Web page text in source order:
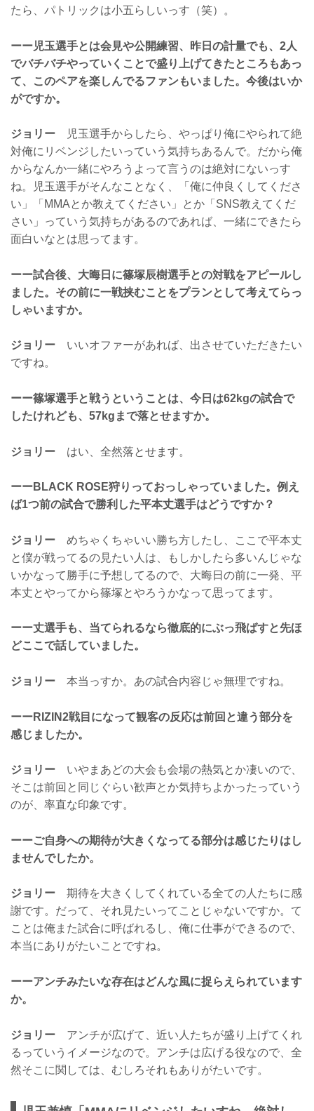
たら、パトリックは小五らしいっす（笑）。
ーー児玉選手とは会見や公開練習、昨日の計量でも、2人
でバチバチやっていくことで盛り上げてきたところもあっ
て、このペアを楽しんでるファンもいました。今後はいか
がですか。
ジョリー 児玉選手からしたら、やっぱり俺にやられて絶
対俺にリベンジしたいっていう気持ちあるんで。だから俺
からなんか一緒にやろうよって言うのは絶対にないっす
ね。児玉選手がそんなことなく、「俺に仲良くしてくださ
い」「MMAとか教えてください」とか「SNS教えてくだ
さい」っていう気持ちがあるのであれば、一緒にできたら
面白いなとは思ってます。
ーー試合後、大晦日に篠塚辰樹選手との対戦をアピールし
ました。その前に一戦挟むことをプランとして考えてらっ
しゃいますか。
ジョリー いいオファーがあれば、出させていただきたい
ですね。
ーー篠塚選手と戦うということは、今日は62kgの試合で
したけれども、57kgまで落とせますか。
ジョリー はい、全然落とせます。
ーーBLACK ROSE狩りっておっしゃっていました。例え
ば1つ前の試合で勝利した平本丈選手はどうですか？
ジョリー めちゃくちゃいい勝ち方したし、ここで平本丈
と僕が戦ってるの見たい人は、もしかしたら多いんじゃな
いかなって勝手に予想してるので、大晦日の前に一発、平
本丈とやってから篠塚とやろうかなって思ってます。
ーー丈選手も、当てられるなら徹底的にぶっ飛ばすと先ほ
どここで話していました。
ジョリー 本当っすか。あの試合内容じゃ無理ですね。
ーーRIZIN2戦目になって観客の反応は前回と違う部分を
感じましたか。
ジョリー いやまあどの大会も会場の熱気とか凄いので、
そこは前回と同じぐらい歓声とか気持ちよかったっていう
のが、率直な印象です。
ーーご自身への期待が大きくなってる部分は感じたりはし
ませんでしたか。
ジョリー 期待を大きくしてくれている全ての人たちに感
謝です。だって、それ見たいってことじゃないですか。て
ことは俺また試合に呼ばれるし、俺に仕事ができるので、
本当にありがたいことですね。
ーーアンチみたいな存在はどんな風に捉らえられています
か。
ジョリー アンチが広げて、近い人たちが盛り上げてくれ
るっていうイメージなので。アンチは広げる役なので、全
然そこに関しては、むしろそれもありがたいです。